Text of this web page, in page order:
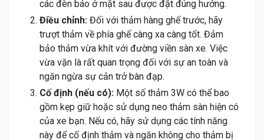
các đèn báo ở mặt sau được đặt đúng hướng.
Điều chỉnh: Đối với thảm hàng ghế trước, hãy
trượt thảm về phía ghế càng xa càng tốt. Đảm
bảo thảm vừa khít với đường viền sàn xe. Việc
vừa vặn là rất quan trọng đối với sự an toàn và
ngăn ngừa sự cản trở bàn đạp.
Cố định (nếu có): Một số thảm 3W có thể bao
gồm kẹp giữ hoặc sử dụng neo thảm sàn hiện có
của xe bạn. Nếu có, hãy sử dụng các tính năng
này để cố định thảm và ngăn không cho thảm bị